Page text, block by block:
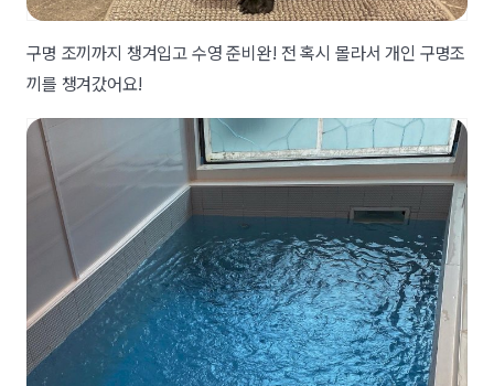
구명 조끼까지 챙겨입고 수영 준비완! 전 혹시 몰라서 개인 구명조
끼를 챙겨갔어요!